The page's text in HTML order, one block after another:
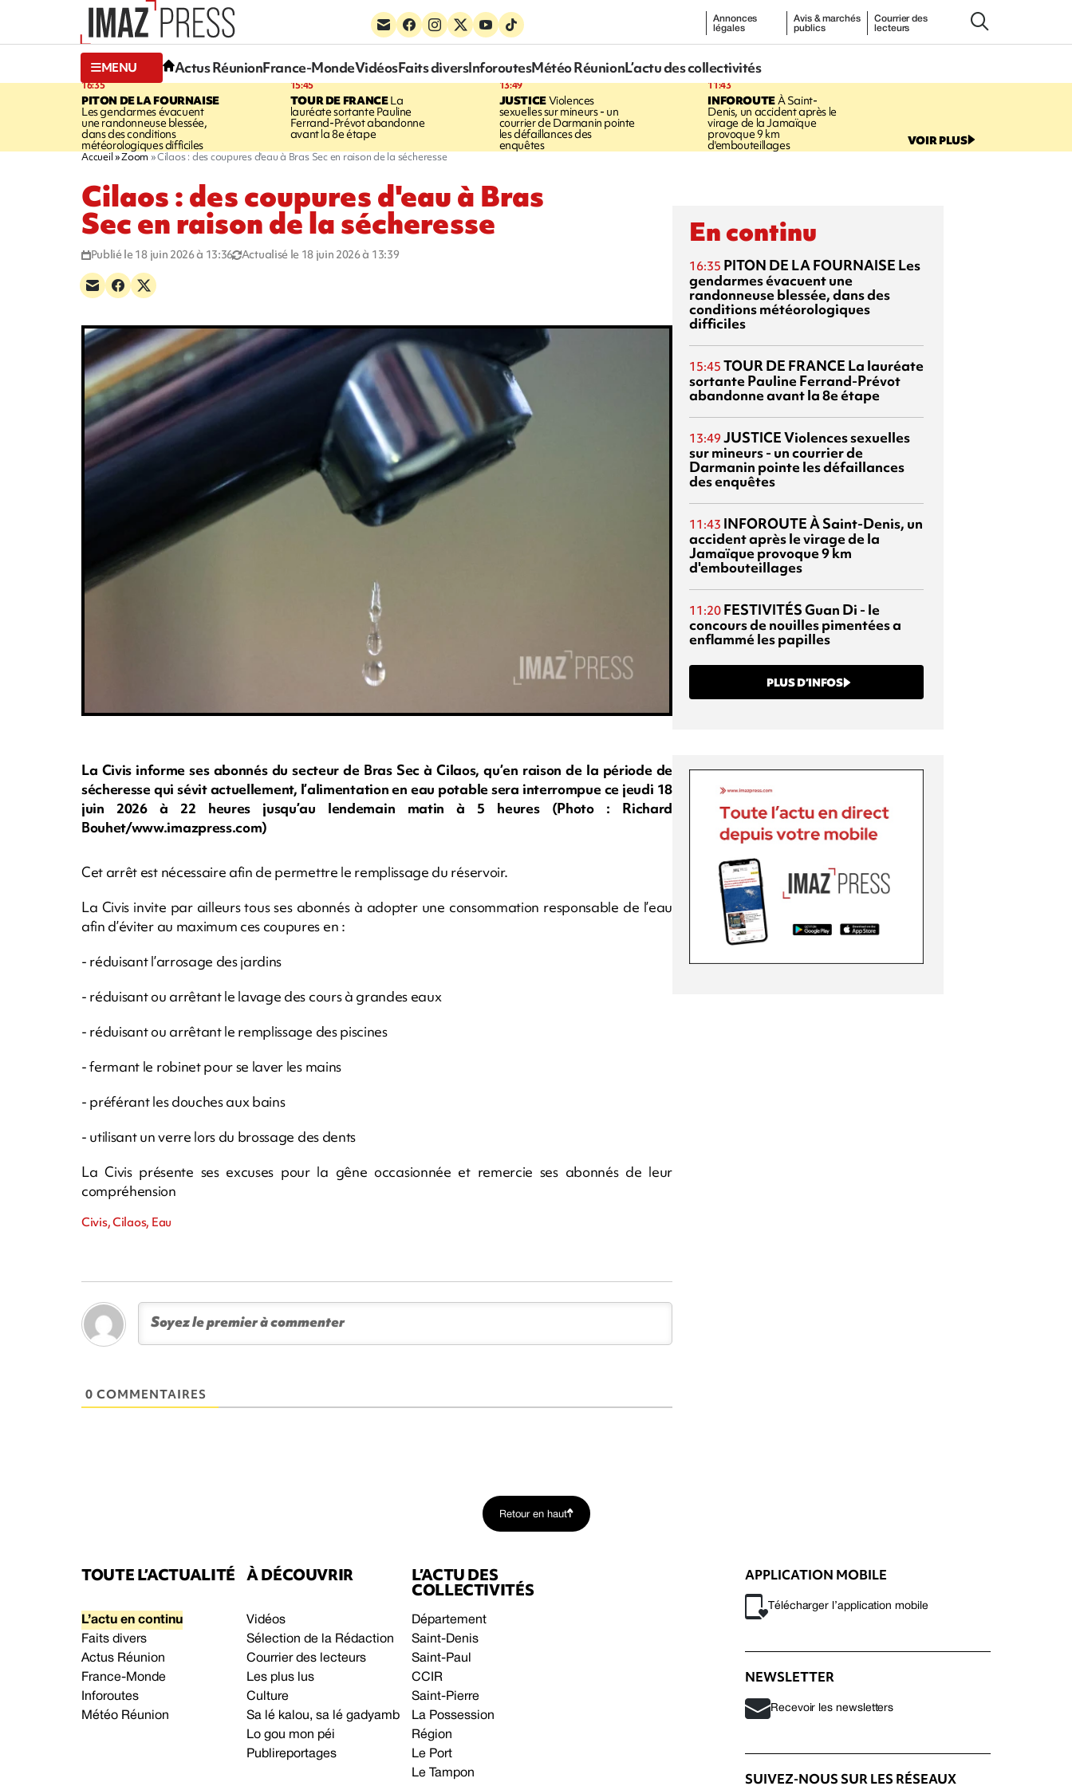
Annonces
légales
Avis & marchés
publics
Courrier des
lecteurs
MENU Actus RéunionFrance-MondeVidéosFaits diversInforoutesMétéo RéunionL’actu des collectivités
16:35
PITON DE LA FOURNAISE
Les gendarmes évacuent
une randonneuse blessée,
dans des conditions
météorologiques difficiles
15:45
TOUR DE FRANCELa
lauréate sortante Pauline
Ferrand-Prévot abandonne
avant la 8e étape
13:49
JUSTICEViolences
sexuelles sur mineurs - un
courrier de Darmanin pointe
les défaillances des
enquêtes
11:43
INFOROUTEÀ Saint-
Denis, un accident après le
virage de la Jamaïque
provoque 9 km
d'embouteillages VOIR PLUS
Accueil Zoom Cilaos : des coupures d'eau à Bras Sec en raison de la sécheresse
Cilaos : des coupures d'eau à Bras
Sec en raison de la sécheresse
Publié le 18 juin 2026 à 13:36 Actualisé le 18 juin 2026 à 13:39
La Civis informe ses abonnés du secteur de Bras Sec à Cilaos, qu’en raison de la période de
sécheresse qui sévit actuellement, l’alimentation en eau potable sera interrompue ce jeudi 18
juin 2026 à 22 heures jusqu’au lendemain matin à 5 heures (Photo : Richard
Bouhet/www.imazpress.com)
Cet arrêt est nécessaire afin de permettre le remplissage du réservoir.
La Civis invite par ailleurs tous ses abonnés à adopter une consommation responsable de l’eau
afin d’éviter au maximum ces coupures en :
- réduisant l’arrosage des jardins
- réduisant ou arrêtant le lavage des cours à grandes eaux
- réduisant ou arrêtant le remplissage des piscines
- fermant le robinet pour se laver les mains
- préférant les douches aux bains
- utilisant un verre lors du brossage des dents
La Civis présente ses excuses pour la gêne occasionnée et remercie ses abonnés de leur
compréhension
Civis, Cilaos, Eau
0 COMMENTAIRES
En continu
16:35 PITON DE LA FOURNAISE Les
gendarmes évacuent une
randonneuse blessée, dans des
conditions météorologiques
difficiles
15:45 TOUR DE FRANCE La lauréate
sortante Pauline Ferrand-Prévot
abandonne avant la 8e étape
13:49 JUSTICEViolences sexuelles
sur mineurs - un courrier de
Darmanin pointe les défaillances
des enquêtes
11:43 INFOROUTEÀ Saint-Denis, un
accident après le virage de la
Jamaïque provoque 9 km
d'embouteillages
11:20 FESTIVITÉSGuan Di - le
concours de nouilles pimentées a
enflammé les papilles
PLUS D’INFOS
Retour en haut
TOUTE L’ACTUALITÉ
L’actu en continu
Faits divers
Actus Réunion
France-Monde
Inforoutes
Météo Réunion
À DÉCOUVRIR
Vidéos
Sélection de la Rédaction
Courrier des lecteurs
Les plus lus
Culture
Sa lé kalou, sa lé gadyamb
Lo gou mon péi
Publireportages
L’ACTU DES
COLLECTIVITÉS
Département
Saint-Denis
Saint-Paul
CCIR
Saint-Pierre
La Possession
Région
Le Port
Le Tampon
APPLICATION MOBILE
Télécharger l’application mobile
NEWSLETTER
Recevoir les newsletters
SUIVEZ-NOUS SUR LES RÉSEAUX